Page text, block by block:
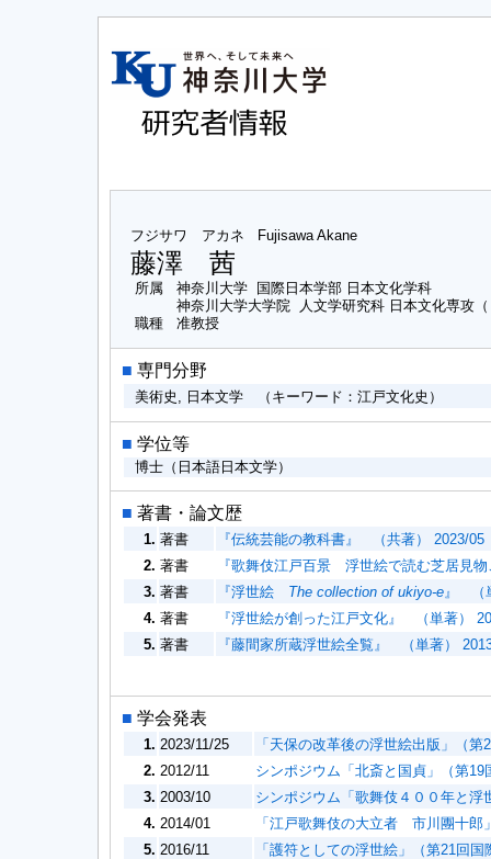
フジサワ アカネ Fujisawa Akane
藤澤 茜
所属
神奈川大学 国際日本学部 日本文化学科
神奈川大学大学院 人文学研究科 日本文化専攻
職種
准教授
■ 専門分野
美術史, 日本文学 （キーワード：江戸文化史）
■ 学位等
博士（日本語日本文学）
■ 著書・論文歴
1. 著書
『伝統芸能の教科書』 （共著） 2023/05
2. 著書
『歌舞伎江戸百景 浮世絵で読む芝居見
3. 著書 『浮世絵 The collection of ukiyo-e』 （
4. 著書
『浮世絵が創った江戸文化』 （単著）
5. 著書 『藤間家所蔵浮世絵全覧』 （単著）
■ 学会発表
1. 2023/11/25
「天保の改革後の浮世絵出版」（
2. 2012/11
シンポジウム「北斎と国貞」（第19
3. 2003/10
シンポジウム「歌舞伎４００年と
4. 2014/01
「江戸歌舞伎の大立者 市川團十郎
5. 2016/11 「護符としての浮世絵」（第21回